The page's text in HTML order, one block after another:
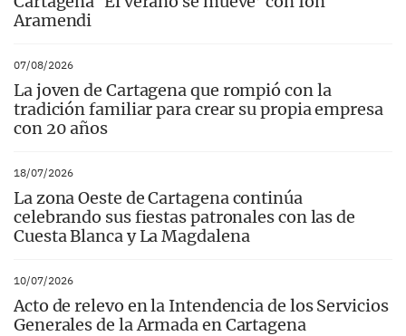
Aramendi
07/08/2026
La joven de Cartagena que rompió con la
tradición familiar para crear su propia empresa
con 20 años
18/07/2026
La zona Oeste de Cartagena continúa
celebrando sus fiestas patronales con las de
Cuesta Blanca y La Magdalena
10/07/2026
Acto de relevo en la Intendencia de los Servicios
Generales de la Armada en Cartagena